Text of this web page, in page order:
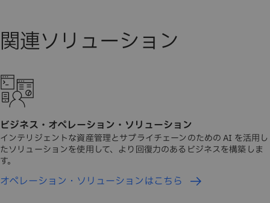
ビジネス・オペレーション・ソリューション
インテリジェントな資産管理とサプライチェーンのための AI を活用し
たソリューションを使用して、より回復力のあるビジネスを構築しま
す。
オペレーション・ソリューションはこちら